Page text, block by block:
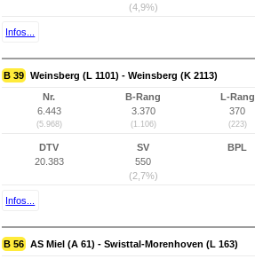
(4,9%)
Infos...
B 39 Weinsberg (L 1101) - Weinsberg (K 2113)
Nr.
6.443
(5.968)
B-Rang
3.370
(1.106)
L-Rang
370
(223)
DTV
20.383
SV
550
(2,7%)
BPL
Infos...
B 56 AS Miel (A 61) - Swisttal-Morenhoven (L 163)